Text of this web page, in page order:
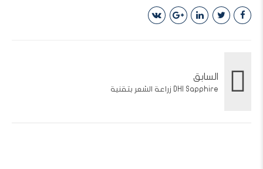
السابق
DHI Sapphire زراعة الشعر بتقنية